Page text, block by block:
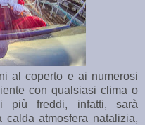
al coperto e ai numerosi
con qualsiasi clima o
più freddi, infatti, sarà
atmosfera natalizia,